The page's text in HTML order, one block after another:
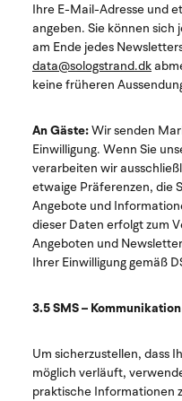
Ihre E-Mail-Adresse und
angeben. Sie können sich
am Ende jedes
data@sologstrand.dk
keine früheren
An Gäste:Wir senden
Einwilligung. Wenn Sie
verarbeiten wir
etwaige Präferenzen, die
Angebote und
dieser Daten erfolgt zum
Angeboten und
Ihrer Einwilligung gemäß
3.5 SMS – Kommunikation
Um sicherzustellen, dass
möglich verläuft,
praktische Informationen